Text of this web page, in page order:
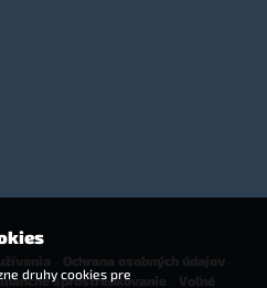
sprostredkovanie
druhy cookies pre